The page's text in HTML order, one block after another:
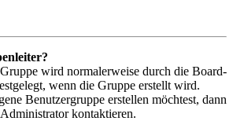
wird normalerweise durch die Board-
wenn die Gruppe erstellt wird.
Benutzergruppe erstellen möchtest, dann
kontaktieren.